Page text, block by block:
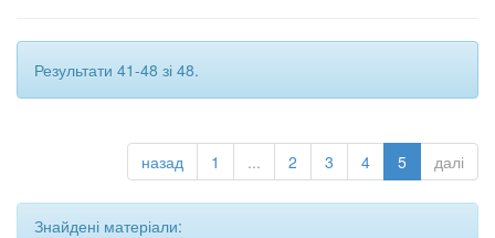
Результати 41-48 зі 48.
назад 1 ... 2 3 4 5 далі
Знайдені матеріали: